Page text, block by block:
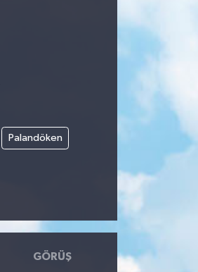
Palandöken
GÖRÜŞ